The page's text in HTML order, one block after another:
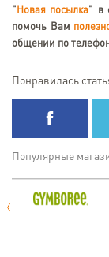
" Новая посылка" в
помочь Вам
общении по
Понравилась
Популярные